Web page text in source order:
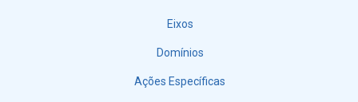
Eixos
Domínios
Ações Específicas